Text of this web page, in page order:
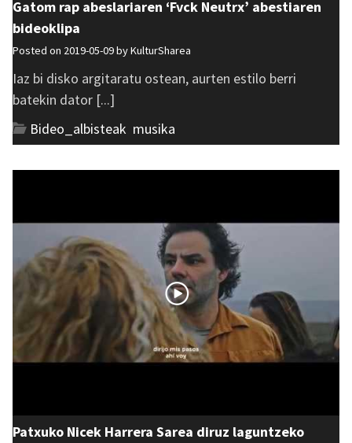
Gatom rap abeslariaren ‘Fvck Neutrx’ abestiaren
bideoklipa
Posted on 2019-05-09 byKulturSharea
Iaz bi disko argitaratu ostean, aurten estilo berri
batekin dator [...]
Bideo_albisteak musika
Patxuko Nicek Harrera Sarea diruz laguntzeko